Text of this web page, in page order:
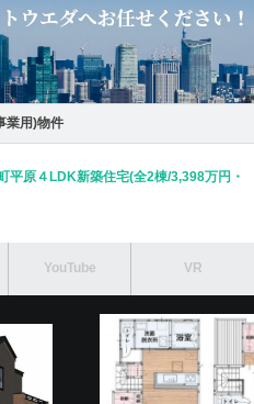
業用)物件
平原４LDK新築住宅(全2棟/3,398万円・
YouTube VR